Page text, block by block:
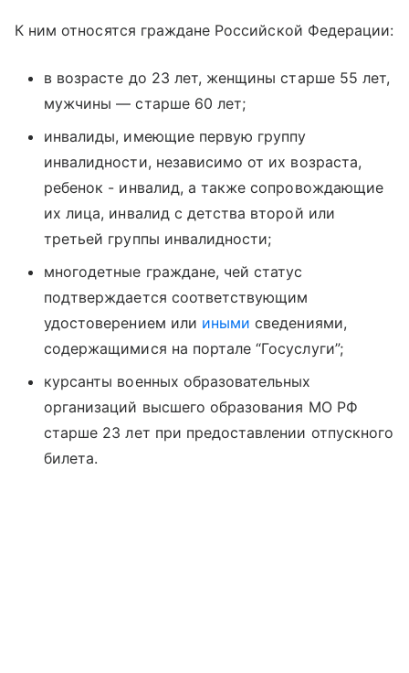
К ним относятся граждане Российской Федерации:
в возрасте до 23 лет, женщины старше 55 лет,
мужчины — старше 60 лет;
инвалиды, имеющие первую группу
инвалидности, независимо от их возраста,
ребенок - инвалид, а также сопровождающие
их лица, инвалид с детства второй или
третьей группы инвалидности;
многодетные граждане, чей статус
подтверждается соответствующим
удостоверением или иными сведениями,
содержащимися на портале “Госуслуги”;
курсанты военных образовательных
организаций высшего образования МО РФ
старше 23 лет при предоставлении отпускного
билета.